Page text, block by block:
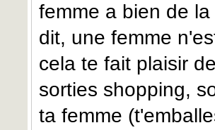
femme a bien de
dit, une femme
cela te fait plaisir
sorties shopping,
ta femme